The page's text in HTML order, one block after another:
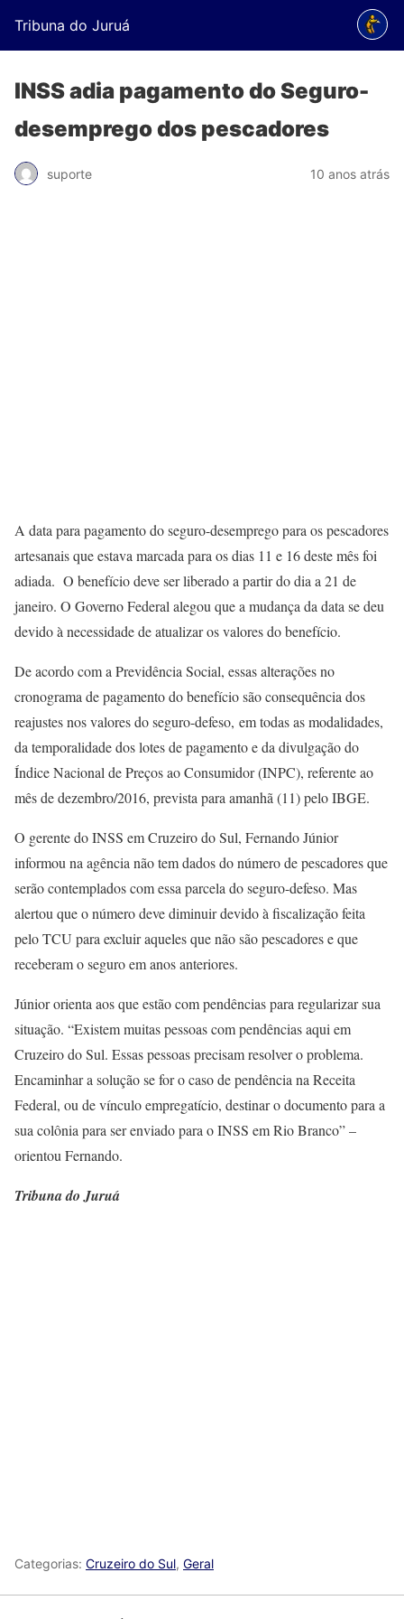
Tribuna do Juruá
INSS adia pagamento do Seguro-
desemprego dos pescadores
suporte 10 anos atrás
A data para pagamento do seguro-desemprego para os pescadores
artesanais que estava marcada para os dias 11 e 16 deste mês foi
adiada. O benefício deve ser liberado a partir do dia a 21 de
janeiro. O Governo Federal alegou que a mudança da data se deu
devido à necessidade de atualizar os valores do benefício.
De acordo com a Previdência Social, essas alterações no
cronograma de pagamento do benefício são consequência dos
reajustes nos valores do seguro-defeso, em todas as modalidades,
da temporalidade dos lotes de pagamento e da divulgação do
Índice Nacional de Preços ao Consumidor (INPC), referente ao
mês de dezembro/2016, prevista para amanhã (11) pelo IBGE.
O gerente do INSS em Cruzeiro do Sul, Fernando Júnior
informou na agência não tem dados do número de pescadores que
serão contemplados com essa parcela do seguro-defeso. Mas
alertou que o número deve diminuir devido à fiscalização feita
pelo TCU para excluir aqueles que não são pescadores e que
receberam o seguro em anos anteriores.
Júnior orienta aos que estão com pendências para regularizar sua
situação. “Existem muitas pessoas com pendências aqui em
Cruzeiro do Sul. Essas pessoas precisam resolver o problema.
Encaminhar a solução se for o caso de pendência na Receita
Federal, ou de vínculo empregatício, destinar o documento para a
sua colônia para ser enviado para o INSS em Rio Branco” –
orientou Fernando.
Tribuna do Juruá
Categorias: Cruzeiro do Sul, Geral